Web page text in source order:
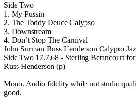
Side Two
1. My Pussin
2. The Toddy Deuce Calypso
3. Downstream
4. Don’t Stop The Carnival
John Surman-Russ Henderson Calypso
Side Two 17.7.68 - Sterling Betancourt
Russ Henderson (p)
Mono. Audio fidelity while not studio
good.